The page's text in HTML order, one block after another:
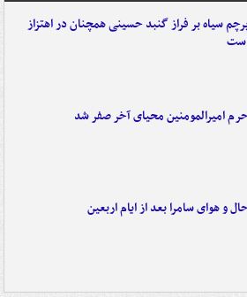
سیاه بر فراز گنبد حسینی همچنان در اهتزاز
امیرالمومنین محیای آخر صفر شد
و هوای سامرا بعد از ایام اربعین